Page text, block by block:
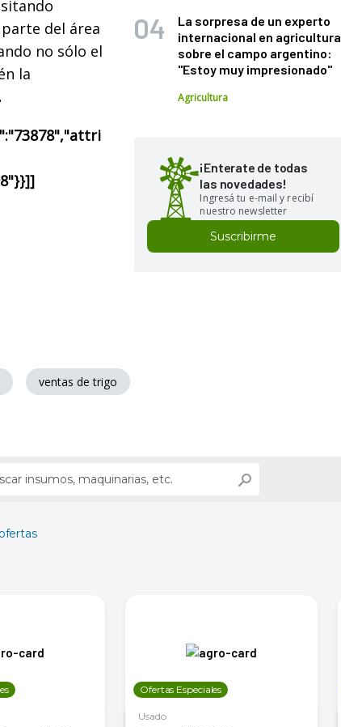
del área
no sólo el
la
La sorpresa de un experto
internacional en agricultura
sobre el campo argentino:
"Estoy muy impresionado"
Agricultura
¡Enterate de todas
las novedades!
Ingresá tu e-mail y recibí
nuestro newsletter
Suscribirme
ventas de trigo
Ofertas Especiales
Usado